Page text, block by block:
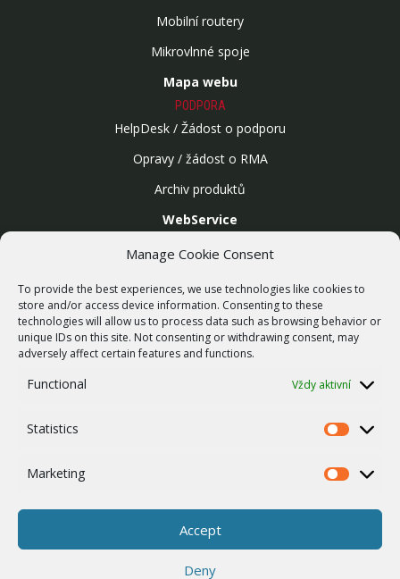
Manage Cookie Consent
To provide the best experiences, we use technologies like cookies to
store and/or access device information. Consenting to these
technologies will allow us to process data such as browsing behavior or
unique IDs on this site. Not consenting or withdrawing consent, may
adversely affect certain features and functions.
Functional Vždy aktivní
Statistics Statistics
Marketing Marketing
Accept
Deny
Mobilní routery
Mikrovlnné spoje
Mapa webu
PODPORA
HelpDesk / Žádost o podporu
Opravy / žádost o RMA
Archiv produktů
WebService
Bezdrátové sítě
Zakázková výroba
Report zranitelnosti
O NÁS
Ostatní
Whistleblowing